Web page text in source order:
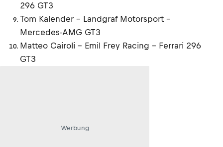
296 GT3
Tom Kalender - Landgraf Motorsport -
Mercedes-AMG GT3
Matteo Cairoli - Emil Frey Racing - Ferrari 296
GT3
Werbung